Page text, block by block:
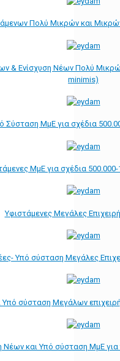
Πολύ Μικρών και
& Ενίσχυση Νέων Πολύ
minimis)
Σύσταση ΜμΕ για σχέδια
ΜμΕ για σχέδια
Υφιστάμενες Μεγάλες
Υπό σύσταση Μεγάλες
Υπό σύσταση Μεγάλων
Νέων και Υπό σύσταση ΜμΕ